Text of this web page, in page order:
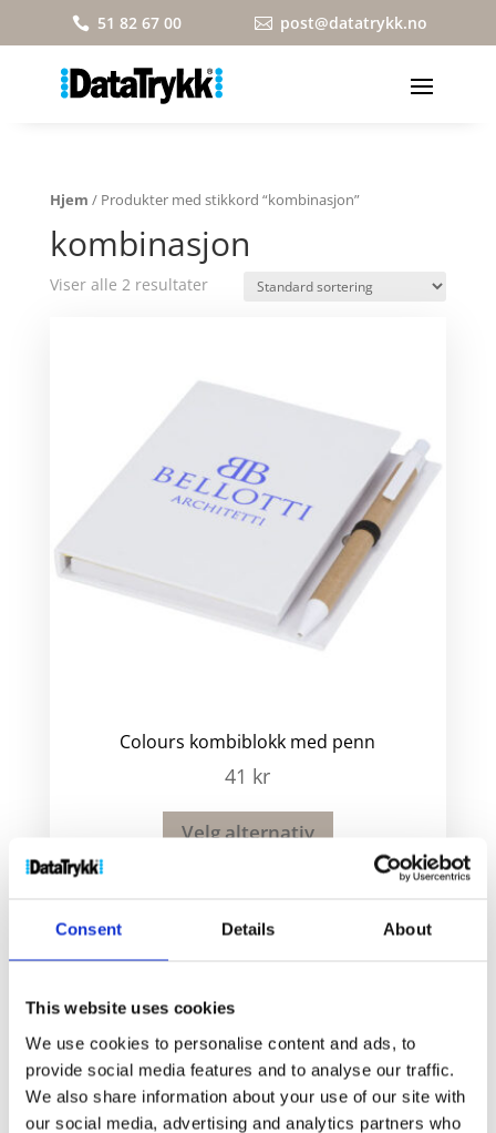
Consent Details About
This website uses cookies
We use cookies to personalise content and ads, to
provide social media features and to analyse our traffic.
We also share information about your use of our site with
our social media, advertising and analytics partners who
 51 82 67 00  post@datatrykk.no
Hjem / Produkter med stikkord “kombinasjon”
kombinasjon
Viser alle 2 resultater
Colours kombiblokk med penn
41 kr
Velg alternativ